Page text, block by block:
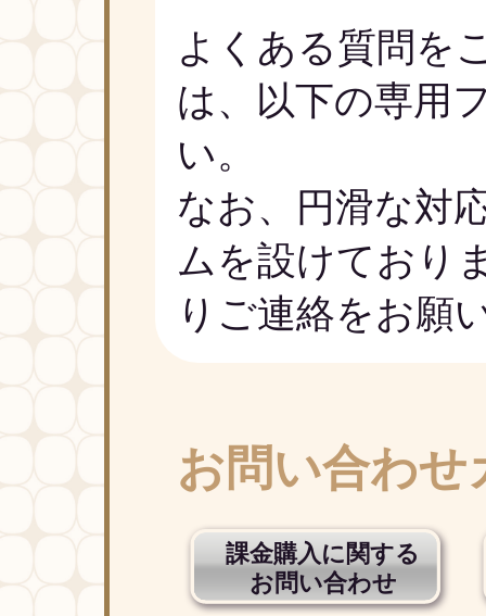
よくある質問を
は、以下の専用
い。
なお、円滑な対
ムを設けており
りご連絡をお願
お問い合わせ
課金購入に関する
お問い合わせ